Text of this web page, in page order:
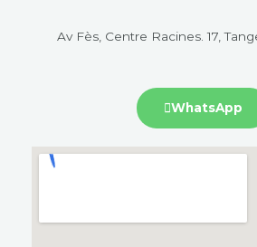
Av Fès, Centre Racines. 17,
WhatsApp